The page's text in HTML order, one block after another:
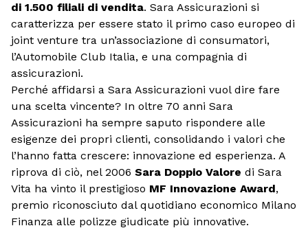
di 1.500 filiali di vendita. Sara Assicurazioni si
caratterizza per essere stato il primo caso europeo di
joint venture tra un’associazione di consumatori,
l’Automobile Club Italia, e una compagnia di
assicurazioni.
Perché affidarsi a Sara Assicurazioni vuol dire fare
una scelta vincente? In oltre 70 anni Sara
Assicurazioni ha sempre saputo rispondere alle
esigenze dei propri clienti, consolidando i valori che
l’hanno fatta crescere: innovazione ed esperienza. A
riprova di ciò, nel 2006 Sara Doppio Valore di Sara
Vita ha vinto il prestigioso MF Innovazione Award,
premio riconosciuto dal quotidiano economico Milano
Finanza alle polizze giudicate più innovative.